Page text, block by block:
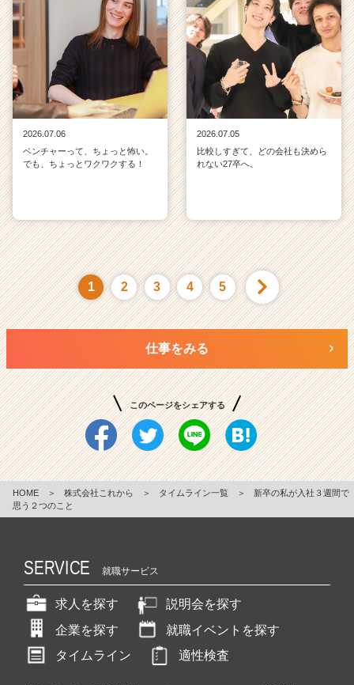
2026.07.06
ベンチャーって、ちょっと怖い。
でも、ちょっとワクワクする！
2026.07.05
比較しすぎて、どの会社も決めら
れない27卒へ。
1 2 3 4 5
仕事をみる
このページをシェアする
HOME ＞ 株式会社これから ＞ タイムライン一覧 ＞
新卒の私が入社３週間で
思う２つのこと
SERVICE 就職サービス
求人を探す
説明会を探す
企業を探す
就職イベントを探す
タイムライン
適性検査